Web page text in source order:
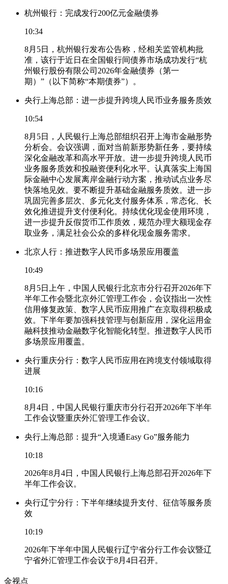
杭州银行：完成发行200亿元金融债券
10:34
8月5日，杭州银行发布公告称，经相关监管机构批
准，该行于近日在全国银行间债券市场成功发行“杭
州银行股份有限公司2026年金融债券（第一
期）”（以下简称“本期债券”）。
央行上海总部：进一步提升跨境人民币业务服务质效
10:54
8月5日，人民银行上海总部组织召开上海市金融形势
分析会。会议强调，面对当前新形势新任务，要持续
深化金融改革和高水平开放。进一步提升跨境人民币
业务服务质效和投融资便利化水平。认真落实上海国
际金融中心发展离岸金融行动方案，推动试点业务尽
快落地见效。要不断提升基础金融服务质效。进一步
巩固完善多层次、多元化支付服务体系，常态化、长
效化推进提升支付便利化。持续优化现金使用环境，
进一步提升反假货币工作质效，规范办理大额现金存
取业务，满足社会公众的多样化现金服务需求。
北京人行：推进数字人民币多场景应用覆盖
10:49
8月5日上午，中国人民银行北京市分行召开2026年下
半年工作会暨北京外汇管理工作会，会议指出一次性
信用修复政策、数字人民币应用推广在京取得积极成
效。下半年要加强科技管理与创新应用，深化运用金
融科技推动金融数字化智能化转型。推进数字人民币
多场景应用覆盖。
央行重庆分行：数字人民币应用在跨境支付领域取得
进展
10:16
8月4日，中国人民银行重庆市分行召开2026年下半年
工作会议暨重庆外汇管理工作会议。
央行上海总部：提升“入境通Easy Go”服务能力
10:18
2026年8月4日，中国人民银行上海总部召开2026年下
半年工作会议。
央行辽宁分行：下半年继续提升支付、征信等服务质
效
10:19
2026年下半年中国人民银行辽宁省分行工作会议暨辽
宁省外汇管理工作会议于8月4日召开。
金视点